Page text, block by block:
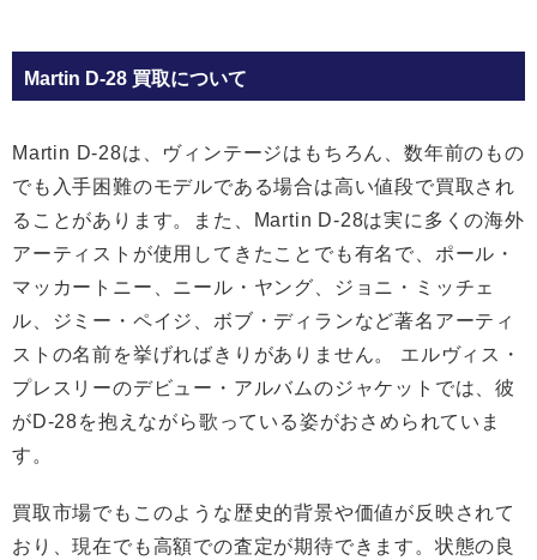
Martin D-28 買取について
Martin D-28は、ヴィンテージはもちろん、数年前のもの
でも入手困難のモデルである場合は高い値段で買取され
ることがあります。また、Martin D-28は実に多くの海外
アーティストが使用してきたことでも有名で、ポール・
マッカートニー、ニール・ヤング、ジョニ・ミッチェ
ル、ジミー・ペイジ、ボブ・ディランなど著名アーティ
ストの名前を挙げればきりがありません。 エルヴィス・
プレスリーのデビュー・アルバムのジャケットでは、彼
がD-28を抱えながら歌っている姿がおさめられていま
す。
買取市場でもこのような歴史的背景や価値が反映されて
おり、現在でも高額での査定が期待できます。状態の良